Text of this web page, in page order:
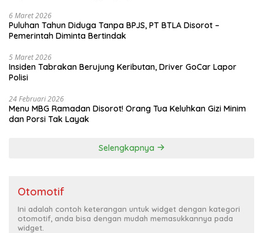
6 Maret 2026
Puluhan Tahun Diduga Tanpa BPJS, PT BTLA Disorot –
Pemerintah Diminta Bertindak
5 Maret 2026
Insiden Tabrakan Berujung Keributan, Driver GoCar Lapor
Polisi
24 Februari 2026
Menu MBG Ramadan Disorot! Orang Tua Keluhkan Gizi Minim
dan Porsi Tak Layak
Selengkapnya
Otomotif
Ini adalah contoh keterangan untuk widget dengan kategori
otomotif, anda bisa dengan mudah memasukkannya pada
widget.